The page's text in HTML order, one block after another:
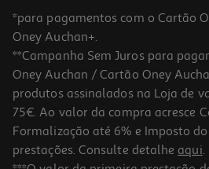
-20%
Tonico Capilar Nizoral Care 100 Ml
*para pagamentos com o Cartão
Oney Auchan+.
**Campanha Sem Juros para
Oney Auchan / Cartão Oney
produtos assinalados na Loja de
75€. Ao valor da compra acresce
Formalização até 6% e Imposto
prestações. Consulte detalhe aqui.